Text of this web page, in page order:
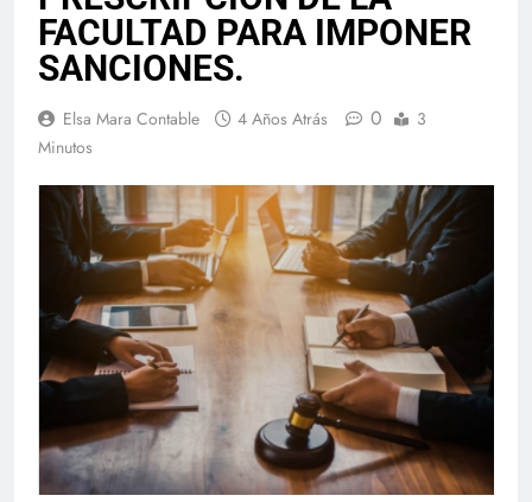
FACULTAD PARA IMPONER
SANCIONES.
Elsa Mara Contable 4 Años Atrás 0
3
Minutos